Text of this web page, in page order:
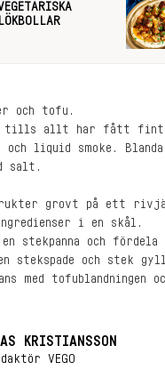
LÖKBOLLAR
och tofu.
tills allt har fått fint
och liquid smoke.
salt.
grovt på ett
i en skål.
stekpanna och
och stek
med tofublandningen
KRISTIANSSON
VEGO